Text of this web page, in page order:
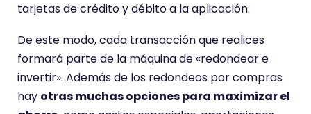
tarjetas de crédito y débito a la aplicación.
De este modo, cada transacción que realices
formará parte de la máquina de «redondear e
invertir». Además de los redondeos por compras
hay otras muchas opciones para maximizar el